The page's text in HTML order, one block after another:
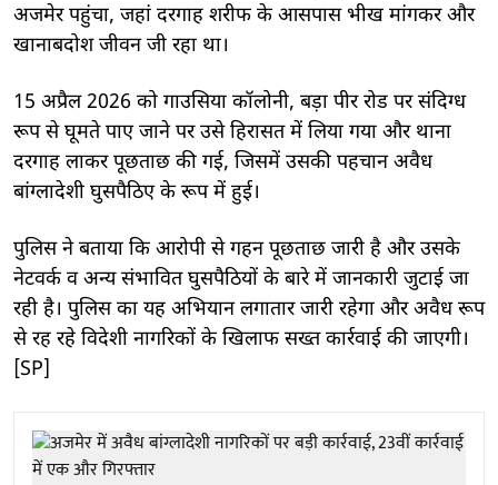
अजमेर पहुंचा, जहां दरगाह शरीफ के आसपास भीख मांगकर और
खानाबदोश जीवन जी रहा था।
15 अप्रैल 2026 को गाउसिया कॉलोनी, बड़ा पीर रोड पर संदिग्ध
रूप से घूमते पाए जाने पर उसे हिरासत में लिया गया और थाना
दरगाह लाकर पूछताछ की गई, जिसमें उसकी पहचान अवैध
बांग्लादेशी घुसपैठिए के रूप में हुई।
पुलिस ने बताया कि आरोपी से गहन पूछताछ जारी है और उसके
नेटवर्क व अन्य संभावित घुसपैठियों के बारे में जानकारी जुटाई जा
रही है। पुलिस का यह अभियान लगातार जारी रहेगा और अवैध रूप
से रह रहे विदेशी नागरिकों के खिलाफ सख्त कार्रवाई की जाएगी।
[SP]